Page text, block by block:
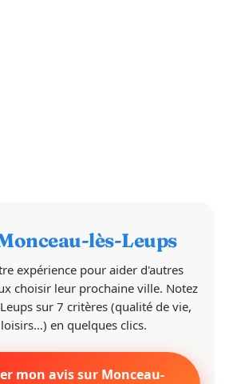
lès-Leups
expérience pour aider d'autres
choisir leur prochaine ville. Notez
sur 7 critères (qualité de vie,
en quelques clics.
mon avis sur Monceau-